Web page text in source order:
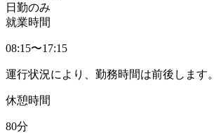
日勤のみ
就業時間
08:15〜17:15
運行状況により、勤務時間は前後します。
休憩時間
80分